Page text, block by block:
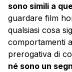
sono simili a
guardare film
qualsiasi cosa
comportamenti
prerogativa di
né sono un